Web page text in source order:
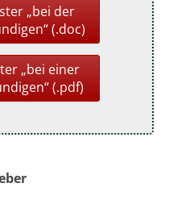
„bei der
(.doc)
„bei einer
(.pdf)